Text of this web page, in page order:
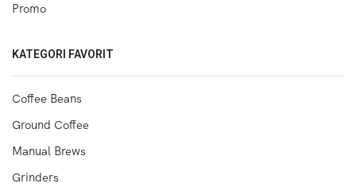
Promo
KATEGORI FAVORIT
Coffee Beans
Ground Coffee
Manual Brews
Grinders